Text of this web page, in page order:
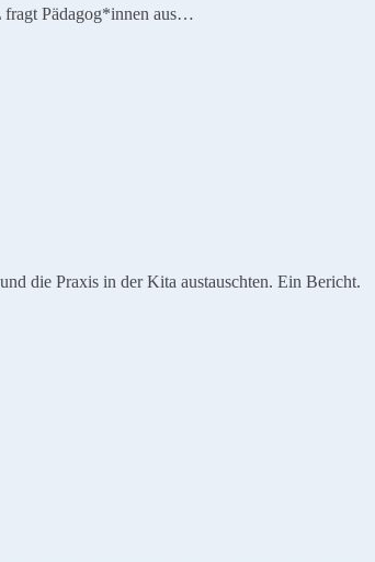
Pädagog*innen aus…
die Praxis in der Kita austauschten. Ein Bericht.